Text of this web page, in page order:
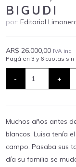
BIGUDI
por: Editorial
AR$ 26.000,00 IVA inc.
Pagá en 3 y 6 cuotas sin
- +
Muchos años antes
blancos, Luisa tenía
campo. Pasaba sus
día su familia se